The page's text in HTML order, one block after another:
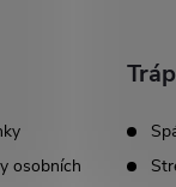
osobních